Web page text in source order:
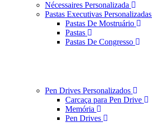
Nécessaires Personalizada
Pastas Executivas Personalizadas
Pastas De Mostruário
Pastas
Pastas De Congresso
Pen Drives Personalizados
Carcaça para Pen Drive
Memória
Pen Drives